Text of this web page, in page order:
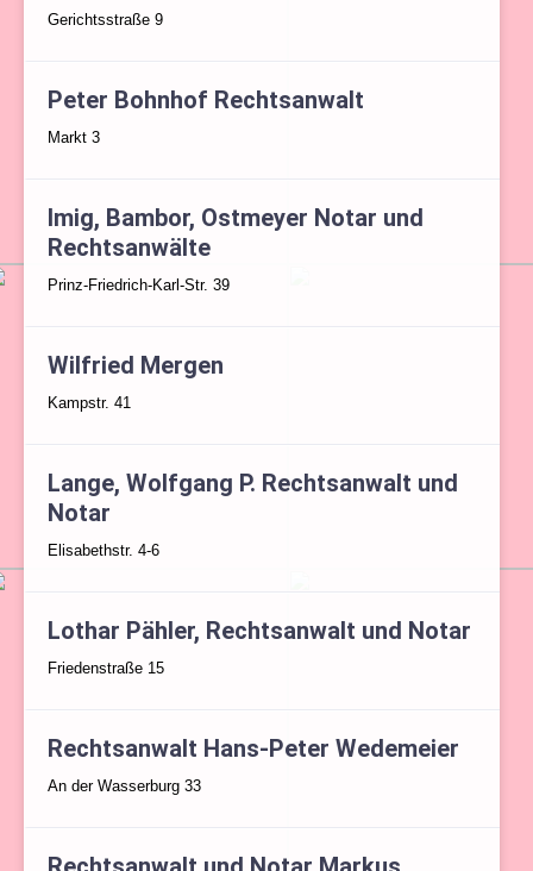
Gerichtsstraße 9
Peter Bohnhof Rechtsanwalt
Markt 3
Imig, Bambor, Ostmeyer Notar und
Rechtsanwälte
Prinz-Friedrich-Karl-Str. 39
Wilfried Mergen
Kampstr. 41
Lange, Wolfgang P. Rechtsanwalt und
Notar
Elisabethstr. 4-6
Lothar Pähler, Rechtsanwalt und Notar
Friedenstraße 15
Rechtsanwalt Hans-Peter Wedemeier
An der Wasserburg 33